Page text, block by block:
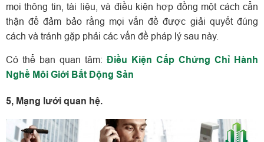
mọi thông tin, tài liệu, và điều kiện hợp đồng một cách cẩn
thận để đảm bảo rằng mọi vấn đề được giải quyết đúng
cách và tránh gặp phải các vấn đề pháp lý sau này.
Có thể bạn quan tâm: Điều Kiện Cấp Chứng Chỉ Hành
Nghề Môi Giới Bất Động Sản
5, Mạng lưới quan hệ.